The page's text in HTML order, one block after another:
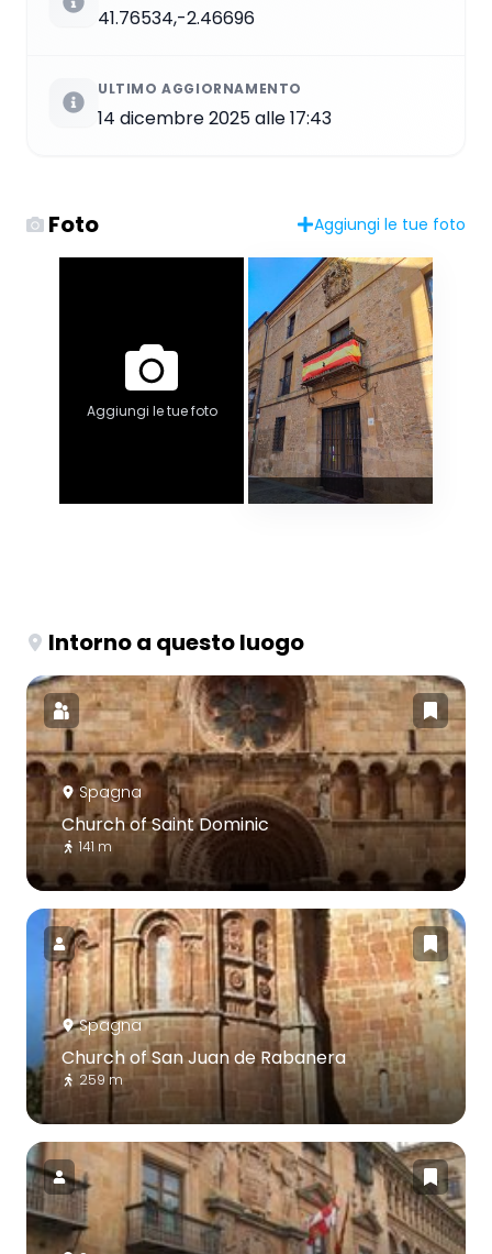
41.76534,-2.46696
ULTIMO AGGIORNAMENTO
14 dicembre 2025 alle 17:43
Foto Aggiungi le tue foto
Aggiungi le tue foto
Intorno a questo luogo
Spagna
Church of Saint Dominic
141 m
Spagna
Church of San Juan de Rabanera
259 m